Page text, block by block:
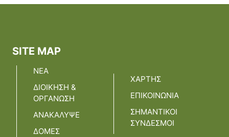
SITE MAP
ΝΕΑ
ΔΙΟΙΚΗΣΗ &
ΟΡΓΑΝΩΣΗ
ΑΝΑΚΑΛΥΨΕ
ΔΟΜΕΣ
ΧΑΡΤΗΣ
ΕΠΙΚΟΙΝΩΝΙΑ
ΣΗΜΑΝΤΙΚΟΙ
ΣΥΝΔΕΣΜΟΙ